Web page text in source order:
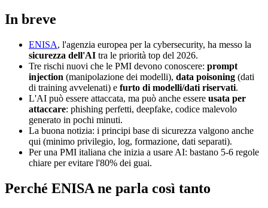
In breve
ENISA, l'agenzia europea per la cybersecurity, ha messo la
sicurezza dell'AI tra le priorità top del 2026.
Tre rischi nuovi che le PMI devono conoscere: prompt
injection (manipolazione dei modelli), data poisoning (dati
di training avvelenati) e furto di modelli/dati riservati.
L'AI può essere attaccata, ma può anche essere usata per
attaccare: phishing perfetti, deepfake, codice malevolo
generato in pochi minuti.
La buona notizia: i principi base di sicurezza valgono anche
qui (minimo privilegio, log, formazione, dati separati).
Per una PMI italiana che inizia a usare AI: bastano 5-6 regole
chiare per evitare l'80% dei guai.
Perché ENISA ne parla così tanto